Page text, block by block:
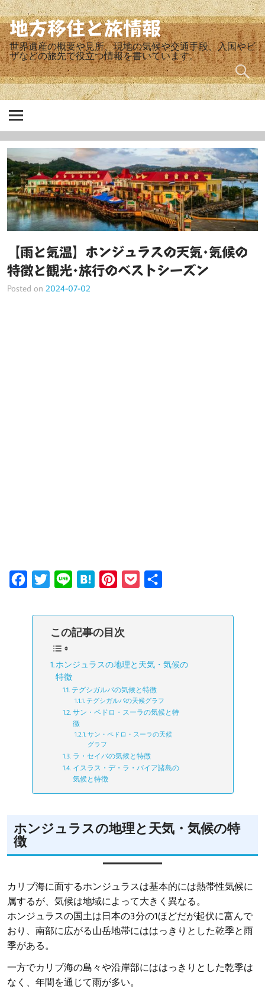
Skip
to
content
地方移住と旅情報
世界遺産の概要や見所、現地の気候や交通手段、入国やビ
ザなどの旅先で役立つ情報を書いています。
【雨と気温】ホンジュラスの天気･気候の
特徴と観光･旅行のベストシーズン
Posted on 2024-07-02
i
t
e
n
e
t
e
a
n
t
r
e
s
c
t
この記事の目次
ホンジュラスの地理と天気・気候の
特徴
テグシガルパの気候と特徴
テグシガルパの天候グラフ
サン・ペドロ・スーラの気候と特
徴
サン・ペドロ・スーラの天候
グラフ
ラ・セイバの気候と特徴
イスラス・デ・ラ・バイア諸島の
気候と特徴
ホンジュラスの地理と天気・気候の特
徴
カリブ海に面するホンジュラスは基本的には熱帯性気候に
属するが、気候は地域によって大きく異なる。
ホンジュラスの国土は日本の3分の1ほどだが起伏に富んで
おり、南部に広がる山岳地帯にははっきりとした乾季と雨
季がある。
一方でカリブ海の島々や沿岸部にははっきりとした乾季は
なく、年間を通じて雨が多い。